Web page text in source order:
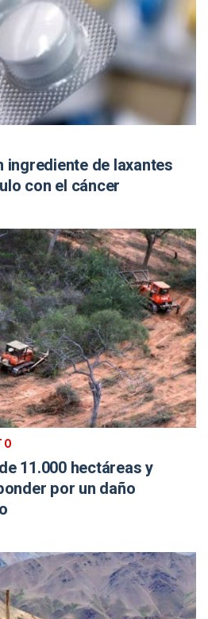
ingrediente de laxantes
con el cáncer
11.000 hectáreas y
por un daño